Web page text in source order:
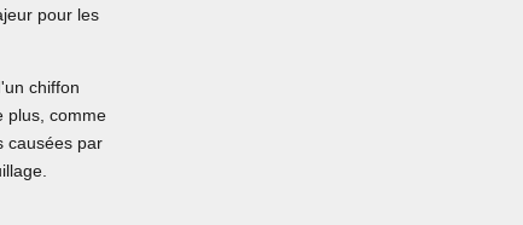
pour les
chiffon
plus, comme
causées par